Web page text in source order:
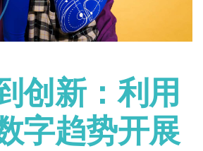
创新：利用
字趋势开展